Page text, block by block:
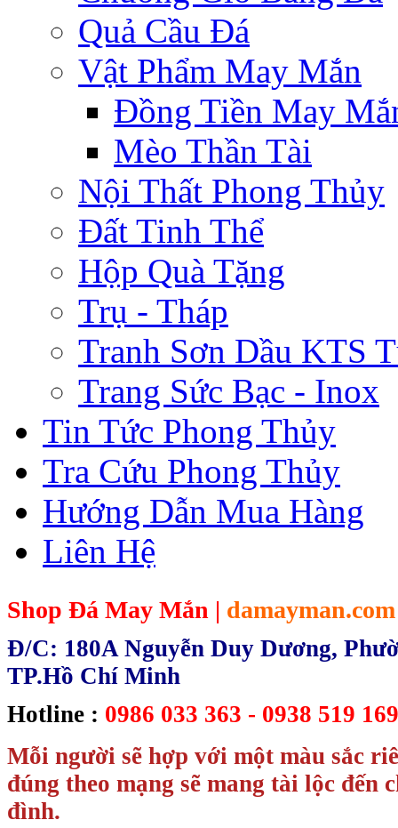
Quả Cầu Đá
Vật Phẩm May Mắn
Đồng Tiền May
Mèo Thần Tài
Nội Thất Phong Thủy
Đất Tinh Thể
Hộp Quà Tặng
Trụ - Tháp
Tranh Sơn Dầu KTS
Trang Sức Bạc - Inox
Tin Tức Phong Thủy
Tra Cứu Phong Thủy
Hướng Dẫn Mua Hàng
Liên Hệ
Shop Đá May Mắn | damayman.com
Đ/C: 180A Nguyễn Duy Dương,
TP.Hồ Chí Minh
Hotline : 0986 033 363 - 0938 519
Mỗi người sẽ hợp với một màu sắc
đúng theo mạng sẽ mang tài lộc đến
đình.